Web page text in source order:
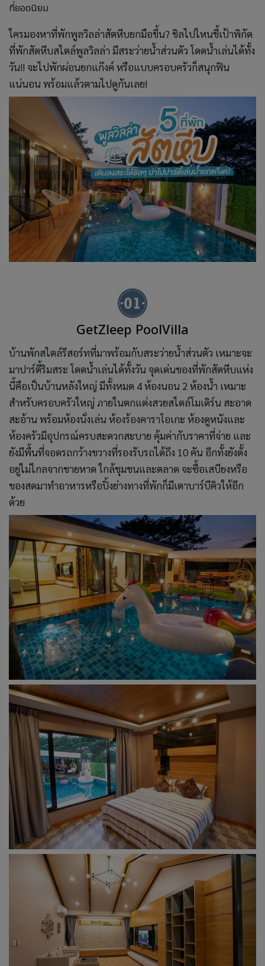
ที่ยอดนิยม
ใครมองหาที่พักพูลวิลล่าสัตหีบยกมือขึ้น? ชิลไปไหนชี้เป้าพิกัด
ที่พักสัตหีบสไตล์พูลวิลล่า มีสระว่ายน้ำส่วนตัว โดดน้ำเล่นได้ทั้ง
วัน!! จะไปพักผ่อนยกแก๊งค์ หรือแบบครอบครัวก็สนุกฟิน
แน่นอน พร้อมแล้วตามไปดูกันเลย!
GetZleep PoolVilla
บ้านพักสไตล์รีสอร์ทที่มาพร้อมกับสระว่ายน้ำส่วนตัว เหมาะจะ
มาปาร์ตี้ริมสระ โดดน้ำเล่นได้ทั้งวัน จุดเด่นของที่พักสัตหีบแห่ง
นี้คือเป็นบ้านหลังใหญ่ มีทั้งหมด 4 ห้องนอน 2 ห้องน้ำ เหมาะ
สำหรับครอบครัวใหญ่ ภายในตกแต่งสวยสไตล์โมเดิร์น สะอาด
สะอ้าน พร้อมห้องนั่งเล่น ห้องร้องคาราโอเกะ ห้องดูหนังและ
ห้องครัวมีอุปกรณ์ครบสะดวกสะบาย คุ้มค่ากับราคาที่จ่าย และ
ยังมีพื้นที่จอดรถกว้างขวางที่รองรับรถได้ถึง 10 คัน อีกทั้งยังตั้ง
อยู่ไม่ไกลจากชายหาด ใกล้ชุมชนและตลาด จะซื้อเสบียงหรือ
ของสดมาทำอาหารหรือปิ้งย่างทางที่พักก็มีเตาบาร์บีคิวให้อีก
ด้วย